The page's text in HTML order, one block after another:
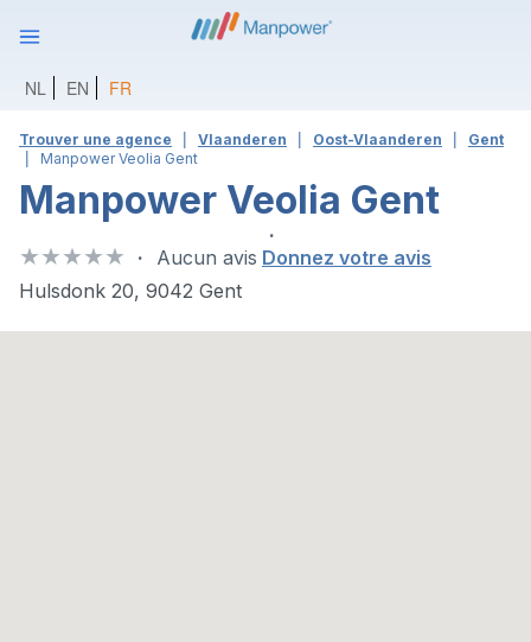
NL EN FR
Trouver une agence Vlaanderen Oost-Vlaanderen
Gent
Manpower Veolia Gent
Manpower Veolia Gent
Aucun avis Donnez votre avis
Hulsdonk 20, 9042 Gent